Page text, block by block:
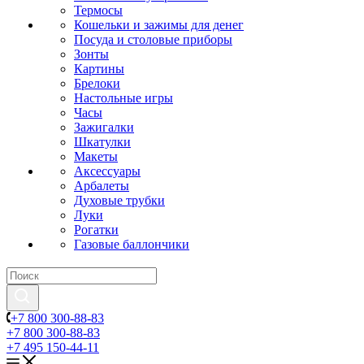
Термосы
Кошельки и зажимы для денег
Посуда и столовые приборы
Зонты
Картины
Брелоки
Настольные игры
Часы
Зажигалки
Шкатулки
Макеты
Аксессуары
Арбалеты
Духовые трубки
Луки
Рогатки
Газовые баллончики
+7 800 300-88-83
+7 800 300-88-83
+7 495 150-44-11